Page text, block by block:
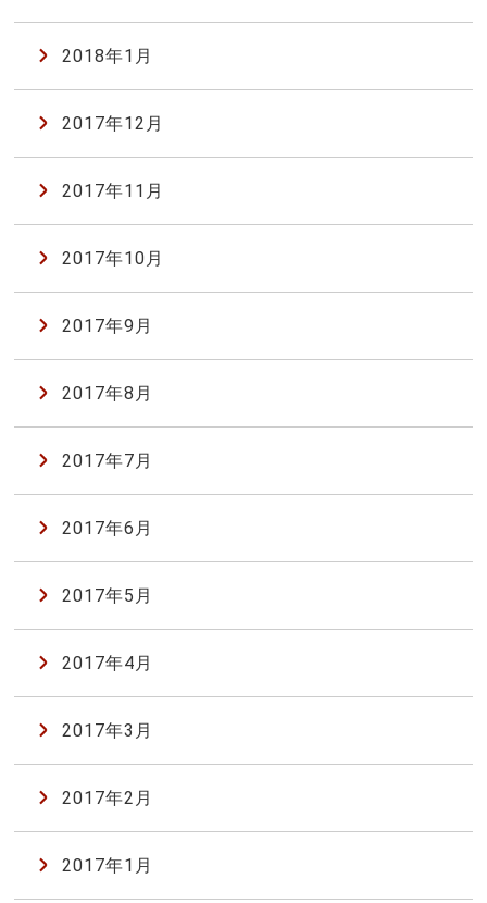
2018年1月
2017年12月
2017年11月
2017年10月
2017年9月
2017年8月
2017年7月
2017年6月
2017年5月
2017年4月
2017年3月
2017年2月
2017年1月